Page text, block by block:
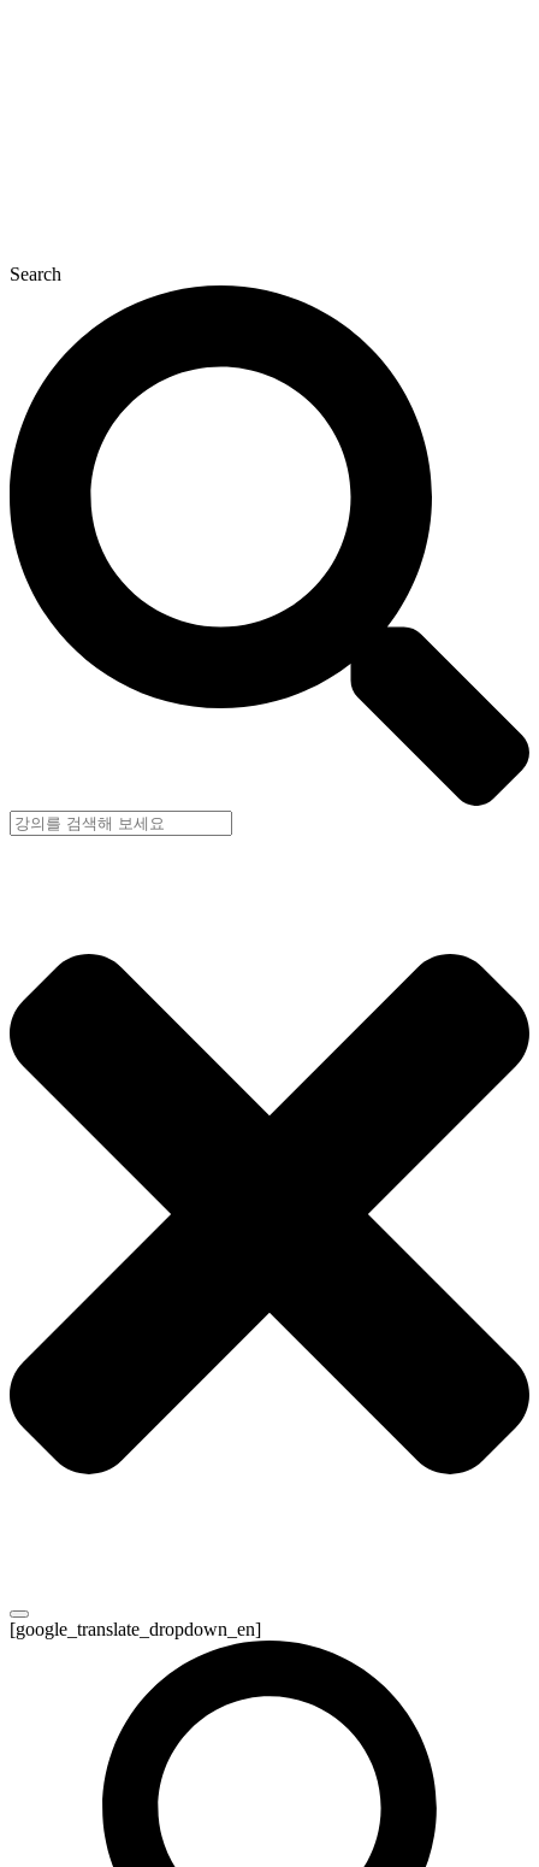
Search
[google_translate_dropdown_en]